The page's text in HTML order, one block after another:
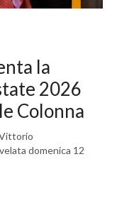
la
2026
Colonna
domenica 12